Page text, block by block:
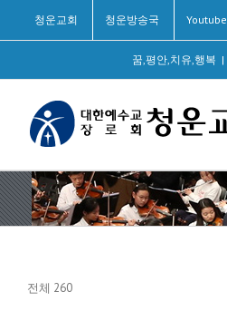
청운교회 청운방송국 Youtube
꿈,평안,치유,행복 |
전체 260